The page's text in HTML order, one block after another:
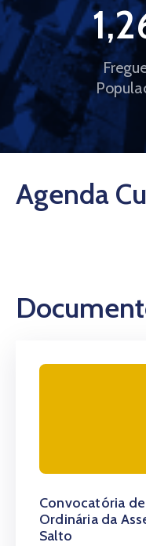
Agenda
Convocatória de
Ordinária da
Salto